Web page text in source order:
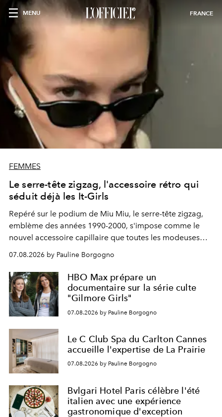
MENU FRANCE
FEMMES
Le serre-tête zigzag, l'accessoire rétro qui
séduit déjà les It-Girls
Repéré sur le podium de Miu Miu, le serre-tête zigzag,
emblème des années 1990-2000, s'impose comme le
nouvel accessoire capillaire que toutes les modeuses
s'arrachent déjà.
07.08.2026 by Pauline Borgogno
HBO Max prépare un
documentaire sur la série culte
"Gilmore Girls"
07.08.2026 by Pauline Borgogno
Le C Club Spa du Carlton Cannes
accueille l'expertise de La Prairie
07.08.2026 by Pauline Borgogno
Bvlgari Hotel Paris célèbre l'été
italien avec une expérience
gastronomique d'exception